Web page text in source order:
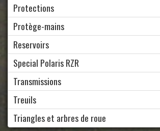
Protections
Protège-mains
Reservoirs
Special Polaris RZR
Transmissions
Treuils
Triangles et arbres de roue